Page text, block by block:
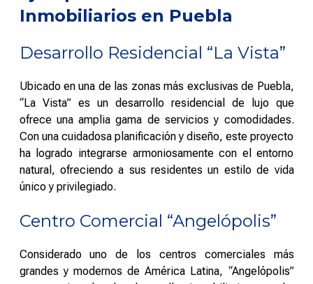
Inmobiliarios en Puebla
Desarrollo Residencial “La Vista”
Ubicado en una de las zonas más exclusivas de Puebla,
“La Vista” es un desarrollo residencial de lujo que
ofrece una amplia gama de servicios y comodidades.
Con una cuidadosa planificación y diseño, este proyecto
ha logrado integrarse armoniosamente con el entorno
natural, ofreciendo a sus residentes un estilo de vida
único y privilegiado.
Centro Comercial “Angelópolis”
Considerado uno de los centros comerciales más
grandes y modernos de América Latina, “Angelópolis”